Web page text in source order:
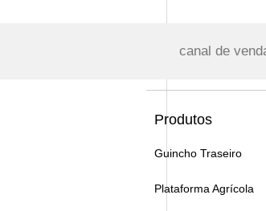
canal de
Produtos
Guincho Traseiro
Plataforma Agrícola